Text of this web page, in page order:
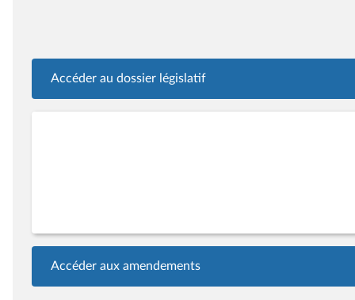
Accéder au dossier législatif
Accéder aux amendements